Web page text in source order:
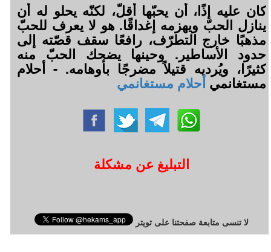
كان عليه إذًا، أن يحبّها أقلّ، لكنّه يحلو له أن
ينازل الحبّ ويهزمه إغداقًا. هو لا يعرف للحبّ
مذهبًا خارج التطرّف، رافعًا سقف قصّته إلى
حدود الأساطير. وحينها يضحك الحبّ منه
كثيرًا، ويُرديه قتيلاً مضرجًا بأوهامه. - أحلام
مستغانميأحلام مستغانمي
التبليغ عن مشكلة
لا تنسى متابعة صفحتنا على تويتر